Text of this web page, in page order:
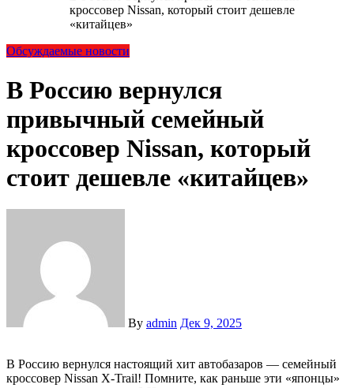
кроссовер Nissan, который стоит дешевле
«китайцев»
Обсуждаемые новости
В Россию вернулся
привычный семейный
кроссовер Nissan, который
стоит дешевле «китайцев»
By admin Дек 9, 2025
В Россию вернулся настоящий хит автобазаров — семейный
кроссовер Nissan X-Trail! Помните, как раньше эти «японцы»